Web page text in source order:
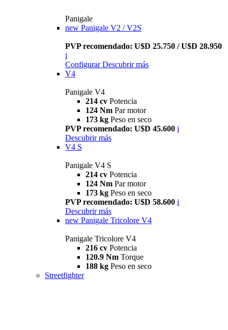
Panigale
new Panigale V2 / V2S
PVP recomendado: U$D 25.750 / U$D 28.950
i
Configurar Descubrir más
V4
Panigale V4
214 cv Potencia
124 Nm Par motor
173 kg Peso en seco
PVP recomendado: U$D 45.600 i
Descubrir más
V4 S
Panigale V4 S
214 cv Potencia
124 Nm Par motor
173 kg Peso en seco
PVP recomendado: U$D 58.600 i
Descubrir más
new Panigale Tricolore V4
Panigale Tricolore V4
216 cv Potencia
120.9 Nm Torque
188 kg Peso en seco
Streetfighter